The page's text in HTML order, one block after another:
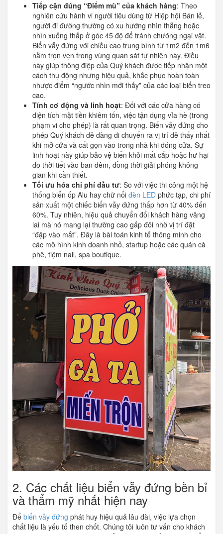
Tiếp cận đúng “Điểm mù” của khách hàng: Theo
nghiên cứu hành vi người tiêu dùng từ Hiệp hội Bán lẻ,
người đi đường thường có xu hướng nhìn thẳng hoặc
nhìn xuống thấp ở góc 45 độ để tránh chướng ngại vật.
Biển vẫy đứng với chiều cao trung bình từ 1m2 đến 1m6
nằm trọn vẹn trong vùng quan sát tự nhiên này. Điều
này giúp thông điệp của Quý khách được tiếp nhận một
cách thụ động nhưng hiệu quả, khắc phục hoàn toàn
nhược điểm “ngước nhìn mới thấy” của các loại biển treo
cao.
Tính cơ động và linh hoạt: Đối với các cửa hàng có
diện tích mặt tiền khiêm tốn, việc tận dụng vỉa hè (trong
phạm vi cho phép) là rất quan trọng. Biển vẫy đứng cho
phép Quý khách dễ dàng di chuyển ra vị trí dễ thấy nhất
khi mở cửa và cất gọn vào trong nhà khi đóng cửa. Sự
linh hoạt này giúp bảo vệ biển khỏi mất cắp hoặc hư hại
do thời tiết vào ban đêm, đồng thời giải phóng không
gian khi cần thiết.
Tối ưu hóa chi phí đầu tư: So với việc thi công một hệ
thống biển ốp Alu hay chữ nổi đèn LED phức tạp, chi phí
sản xuất một chiếc biển vẫy đứng thấp hơn từ 40% đến
60%. Tuy nhiên, hiệu quả chuyển đổi khách hàng vãng
lai mà nó mang lại thường cao gấp đôi nhờ vị trí đặt
“đập vào mắt”. Đây là bài toán kinh tế thông minh cho
các mô hình kinh doanh nhỏ, startup hoặc các quán cà
phê, tiệm nail, spa boutique.
2. Các chất liệu biển vẫy đứng bền bỉ
và thẩm mỹ nhất hiện nay
Để biển vẫy đứng phát huy hiệu quả lâu dài, việc lựa chọn
chất liệu là yếu tố then chốt. Chúng tôi luôn tư vấn cho khách